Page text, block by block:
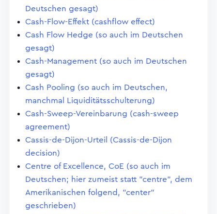
Deutschen gesagt)
Cash-Flow-Effekt (cashflow effect)
Cash Flow Hedge (so auch im Deutschen
gesagt)
Cash-Management (so auch im Deutschen
gesagt)
Cash Pooling (so auch im Deutschen,
manchmal Liquiditätsschulterung)
Cash-Sweep-Vereinbarung (cash-sweep
agreement)
Cassis-de-Dijon-Urteil (Cassis-de-Dijon
decision)
Centre of Excellence, CoE (so auch im
Deutschen; hier zumeist statt "centre", dem
Amerikanischen folgend, "center"
geschrieben)